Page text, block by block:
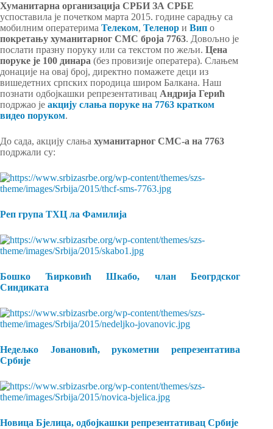
Хуманитарна организација СРБИ ЗА СРБЕ
успоставила је почетком марта 2015. године сарадњу са
мобилним оператерима Телеком, Теленор и Вип о
покретању хуманитарног СМС броја 7763. Довољно је
послати празну поруку или са текстом по жељи. Цена
поруке је 100 динара (без провизије оператера). Слањем
донације на овај број, директно помажете деци из
вишедетних српских породица широм Балкана. Наш
познати одбојкашки репрезентативац Андрија Герић
подржао је акцију слања поруке на 7763 кратком
видео поруком.
До сада, акцију слања хуманитарног СМС-а на 7763
подржали су:
Реп група ТХЦ ла Фамилија
Бошко Ћирковић Шкабо, члан Беогрдског
Синдиката
Недељко Јовановић, рукометни репрезентатива
Србије
Новица Бјелица, одбојкашки репрезентативац Србије